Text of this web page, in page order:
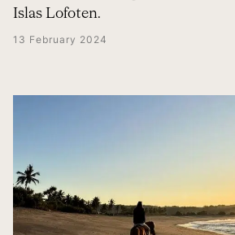
Islas Lofoten.
13 February 2024